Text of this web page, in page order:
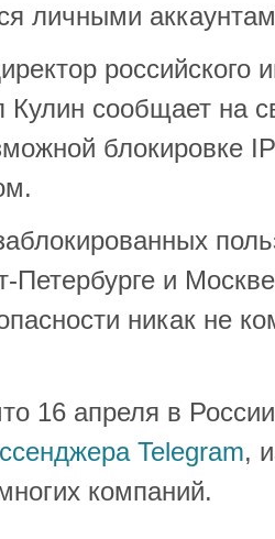
личными
российского
Кулин сообщает на
блокировке
Петербурге и
никак не
16 апреля в
Telegram,
компаний.